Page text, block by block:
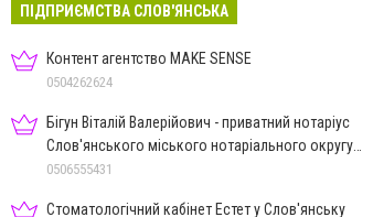
ПІДПРИЄМСТВА СЛОВ'ЯНСЬКА
Контент агентство MAKE SENSE
0504262624
Бігун Віталій Валерійович - приватний нотаріус
Слов'янського міського нотаріального округу
Дон.обл.
0506555431
Стоматологічний кабінет Естет у Слов'янську